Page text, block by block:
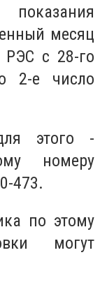
месяц
РЭС с 28-го
2-е число
этого -
номеру
473.
по этому
могут